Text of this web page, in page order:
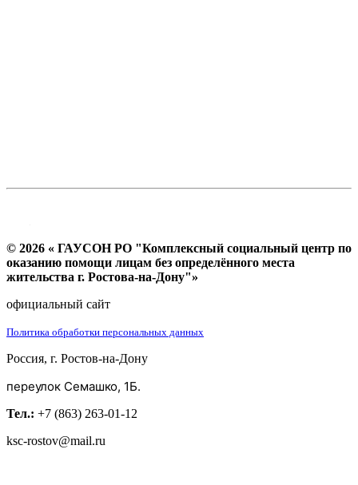
© 2026 « ГАУСОН РО "Комплексный социальный центр по
оказанию помощи лицам без определённого места
жительства г. Ростова-на-Дону"»
официальный сайт
Политика обработки персональных данных
Россия, г. Ростов-на-Дону
переулок Семашко, 1Б.
Тел.: +7 (863) 263-01-12
ksc-rostov@mail.ru